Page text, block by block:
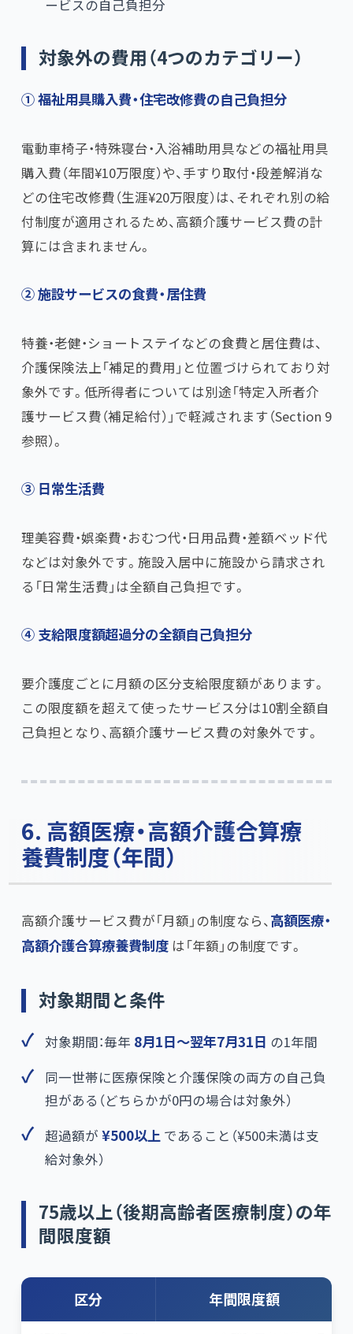
ービスの自己負担分
対象外の費用（4つのカテゴリー）
① 福祉用具購入費・住宅改修費の自己負担分
電動車椅子・特殊寝台・入浴補助用具などの福祉用具
購入費（年間¥10万限度）や、手すり取付・段差解消な
どの住宅改修費（生涯¥20万限度）は、それぞれ別の給
付制度が適用されるため、高額介護サービス費の計
算には含まれません。
② 施設サービスの食費・居住費
特養・老健・ショートステイなどの食費と居住費は、
介護保険法上「補足的費用」と位置づけられており対
象外です。低所得者については別途「特定入所者介
護サービス費（補足給付）」で軽減されます（Section 9
参照）。
③ 日常生活費
理美容費・娯楽費・おむつ代・日用品費・差額ベッド代
などは対象外です。施設入居中に施設から請求され
る「日常生活費」は全額自己負担です。
④ 支給限度額超過分の全額自己負担分
要介護度ごとに月額の区分支給限度額があります。
この限度額を超えて使ったサービス分は10割全額自
己負担となり、高額介護サービス費の対象外です。
6. 高額医療・高額介護合算療
養費制度（年間）
高額介護サービス費が「月額」の制度なら、​ 高額医療・
高額介護合算療養費制度 は「年額」の制度です。
対象期間と条件
対象期間：毎年 8月1日〜翌年7月31日 の1年間
同一世帯に医療保険と介護保険の両方の自己負
担がある（どちらかが0円の場合は対象外）
超過額が ¥500以上 であること（¥500未満は支
給対象外）
75歳以上（後期高齢者医療制度）の年
間限度額
区分 年間限度額